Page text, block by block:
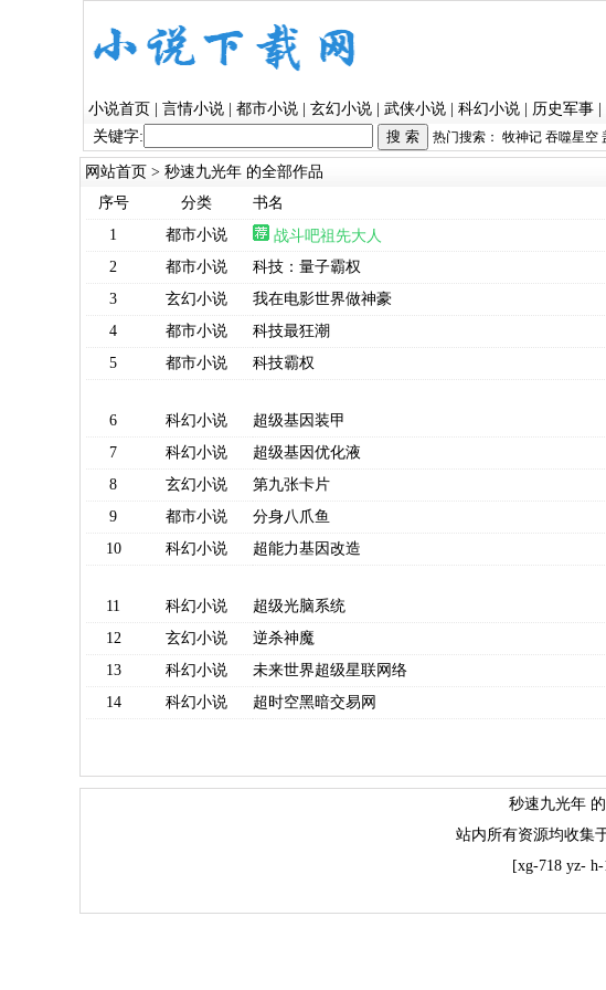
小说首页 言情小说| 都市小说| 玄幻小说| 武侠小说| 科幻小说| 历史军事|
关键字:
热门搜索： 牧神记 吞噬星空
网站首页 > 秒速九光年 的全部作品
序号
分类 书名
1
都市小说 战斗吧祖先大人
2
都市小说 科技：量子霸权
3
玄幻小说 我在电影世界做神豪
4
都市小说 科技最狂潮
5
都市小说 科技霸权
6 科幻小说 超级基因装甲
7
科幻小说 超级基因优化液
8
玄幻小说 第九张卡片
9
都市小说 分身八爪鱼
10
科幻小说 超能力基因改造
11 科幻小说 超级光脑系统
12
玄幻小说 逆杀神魔
13
科幻小说 未来世界超级星联网络
14
科幻小说 超时空黑暗交易网
秒速九光年
站内所有资源均收集
[xg-718 yz-